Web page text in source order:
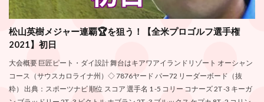
松山英樹メジャー連覇🏆を狙う！【全米プロゴルフ選手権
2021】初日
大会概要 巨匠ピート・ダイ設計 舞台はキアワアイランドリゾート オーシャン
コース（サウスカロライナ州）◇ 7876ヤード パー72 リーダーボード（抜
粋） 出典：スポーツナビ 順位 スコア 選手名 1 -5 コリー コナーズ 2T -3 キーガ